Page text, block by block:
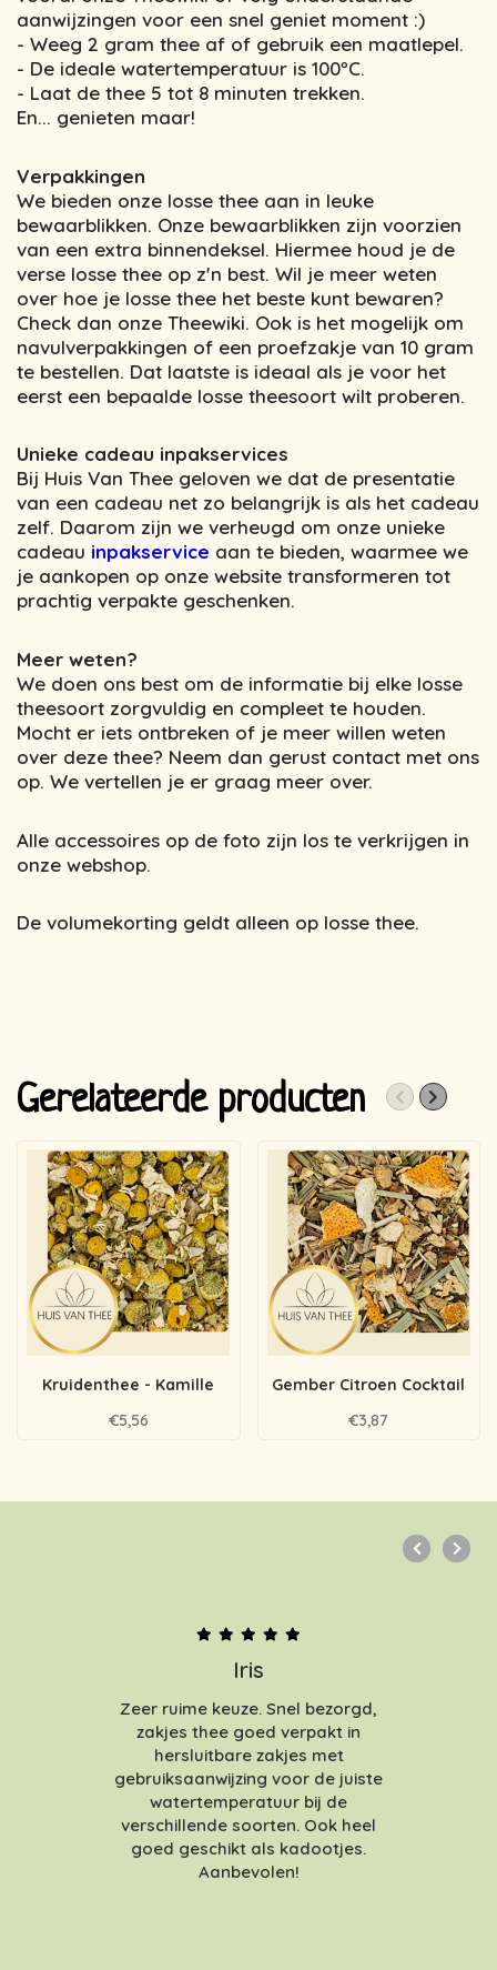
aanwijzingen voor een snel geniet moment :)
- Weeg 2 gram thee af of gebruik een maatlepel.
- De ideale watertemperatuur is 100ºC.
- Laat de thee 5 tot 8 minuten trekken.
En... genieten maar!
Verpakkingen
We bieden onze losse thee aan in leuke
bewaarblikken. Onze bewaarblikken zijn voorzien
van een extra binnendeksel. Hiermee houd je de
verse losse thee op z'n best. Wil je meer weten
over hoe je losse thee het beste kunt bewaren?
Check dan onze Theewiki. Ook is het mogelijk om
navulverpakkingen of een proefzakje van 10 gram
te bestellen. Dat laatste is ideaal als je voor het
eerst een bepaalde losse theesoort wilt proberen.
Unieke cadeau inpakservices
Bij Huis Van Thee geloven we dat de presentatie
van een cadeau net zo belangrijk is als het cadeau
zelf. Daarom zijn we verheugd om onze unieke
cadeau inpakservice aan te bieden, waarmee we
je aankopen op onze website transformeren tot
prachtig verpakte geschenken.
Meer weten?
We doen ons best om de informatie bij elke losse
theesoort zorgvuldig en compleet te houden.
Mocht er iets ontbreken of je meer willen weten
over deze thee? Neem dan gerust contact met ons
op. We vertellen je er graag meer over.
Alle accessoires op de foto zijn los te verkrijgen in
onze webshop.
De volumekorting geldt alleen op losse thee.
Gerelateerde producten
Kruidenthee - Kamille
€5,56
Gember Citroen Cocktail
€3,87
Iris
Zeer ruime keuze. Snel bezorgd,
zakjes thee goed verpakt in
hersluitbare zakjes met
gebruiksaanwijzing voor de juiste
watertemperatuur bij de
verschillende soorten. Ook heel
goed geschikt als kadootjes.
Aanbevolen!